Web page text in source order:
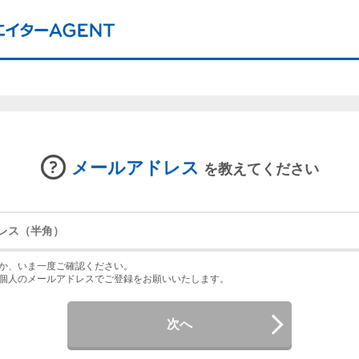
メールアドレス を教えてください
、いま一度ご確認ください。
人のメールアドレスでご登録をお願いいたします。
次へ